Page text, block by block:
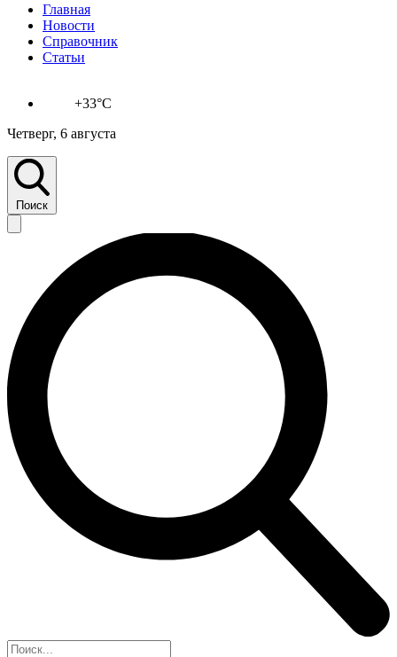
Главная
Новости
Справочник
Статьи
+33°C
Четверг, 6 августа
Поиск